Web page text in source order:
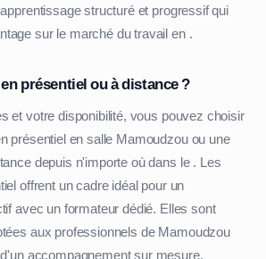
structuré et progressif qui
sur le marché du travail en .
présentiel ou à distance ?
et votre disponibilité, vous pouvez choisir
présentiel en salle Mamoudzou ou une
depuis n'importe où dans le . Les
offrent un cadre idéal pour un
avec un formateur dédié. Elles sont
aux professionnels de Mamoudzou
accompagnement sur mesure.